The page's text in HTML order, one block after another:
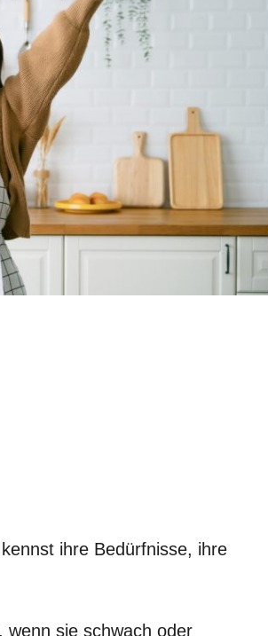
ihre Bedürfnisse, ihre
wenn sie schwach oder